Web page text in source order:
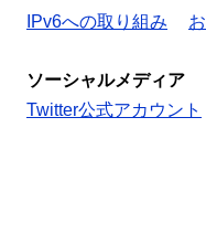
IPv6への取り組み
ソーシャルメディア
Twitter公式アカウント